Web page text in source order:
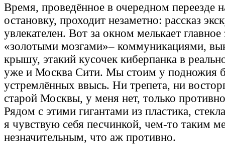
Время, проведённое в очередном переезде
остановку, проходит незаметно: рассказ
увлекателен. Вот за окном мелькает
«золотыми мозгами»– коммуникациями,
крышу, этакий кусочек киберпанка в
уже и Москва Сити. Мы стоим у подножия
устремлённых ввысь. Ни трепета, ни
старой Москвы, у меня нет, только
Рядом с этими гигантами из пластика,
я чувствую себя песчинкой, чем-то таким
незначительным, что аж противно.